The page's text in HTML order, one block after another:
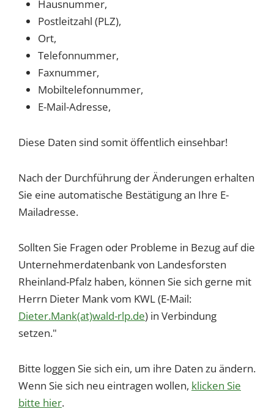
Hausnummer,
Postleitzahl (PLZ),
Ort,
Telefonnummer,
Faxnummer,
Mobiltelefonnummer,
E-Mail-Adresse,
Diese Daten sind somit öffentlich einsehbar!
Nach der Durchführung der Änderungen erhalten
Sie eine automatische Bestätigung an Ihre E-
Mailadresse.
Sollten Sie Fragen oder Probleme in Bezug auf die
Unternehmerdatenbank von Landesforsten
Rheinland-Pfalz haben, können Sie sich gerne mit
Herrn Dieter Mank vom KWL (E-Mail:
Dieter.Mank(at)wald-rlp.de) in Verbindung
setzen."
Bitte loggen Sie sich ein, um ihre Daten zu ändern.
Wenn Sie sich neu eintragen wollen, klicken Sie
bitte hier.